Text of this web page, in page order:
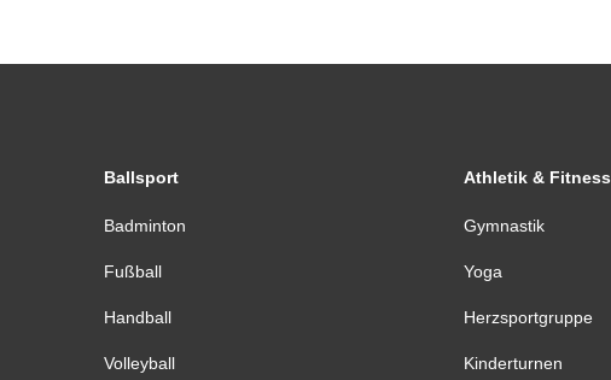
Ballsport
Badminton
Fußball
Handball
Volleyball
Athletik & Fitness
Gymnastik
Yoga
Herzsportgruppe
Kinderturnen